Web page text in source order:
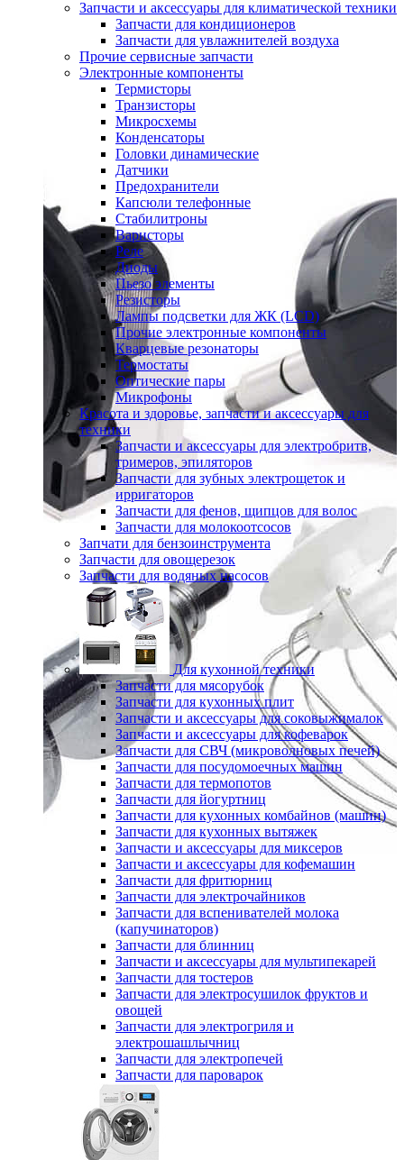
Запчасти и аксессуары для климатической техники
Запчасти для кондиционеров
Запчасти для увлажнителей воздуха
Прочие сервисные запчасти
Электронные компоненты
Термисторы
Транзисторы
Микросхемы
Конденсаторы
Головки динамические
Датчики
Предохранители
Капсюли телефонные
Стабилитроны
Варисторы
Реле
Диоды
Пьезо элементы
Резисторы
Лампы подсветки для ЖК (LCD)
Прочие электронные компоненты
Кварцевые резонаторы
Термостаты
Оптические пары
Микрофоны
Красота и здоровье, запчасти и аксессуары для
техники
Запчасти и аксессуары для электробритв,
тримеров, эпиляторов
Запчасти для зубных электрощеток и
ирригаторов
Запчасти для фенов, щипцов для волос
Запчасти для молокоотсосов
Запчати для бензоинструмента
Запчасти для овощерезок
Запчасти для водяных насосов
Для кухонной техники
Запчасти для мясорубок
Запчасти для кухонных плит
Запчасти и аксессуары для соковыжималок
Запчасти и аксессуары для кофеварок
Запчасти для СВЧ (микроволновых печей)
Запчасти для посудомоечных машин
Запчасти для термопотов
Запчасти для йогуртниц
Запчасти для кухонных комбайнов (машин)
Запчасти для кухонных вытяжек
Запчасти и аксессуары для миксеров
Запчасти и аксессуары для кофемашин
Запчасти для фритюрниц
Запчасти для электрочайников
Запчасти для вспенивателей молока
(капучинаторов)
Запчасти для блинниц
Запчасти и аксессуары для мультипекарей
Запчасти для тостеров
Запчасти для электросушилок фруктов и
овощей
Запчасти для электрогриля и
электрошашлычниц
Запчасти для электропечей
Запчасти для пароварок